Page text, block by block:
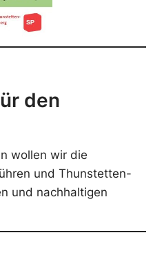
den
wollen wir die
und Thunstetten-
und nachhaltigen